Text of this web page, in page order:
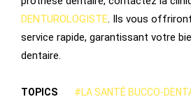
DENTUROLOGISTE. Ils vous
service rapide, garantissant votre
dentaire.
TOPICS #LA SANTÉ BUCCO-